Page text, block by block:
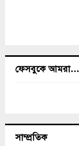
ফেসবুকে আমরা…
সাম্প্রতিক